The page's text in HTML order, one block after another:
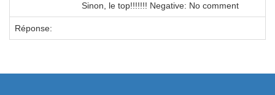
Sinon, le top!!!!!!! Negative: No comment
Réponse: